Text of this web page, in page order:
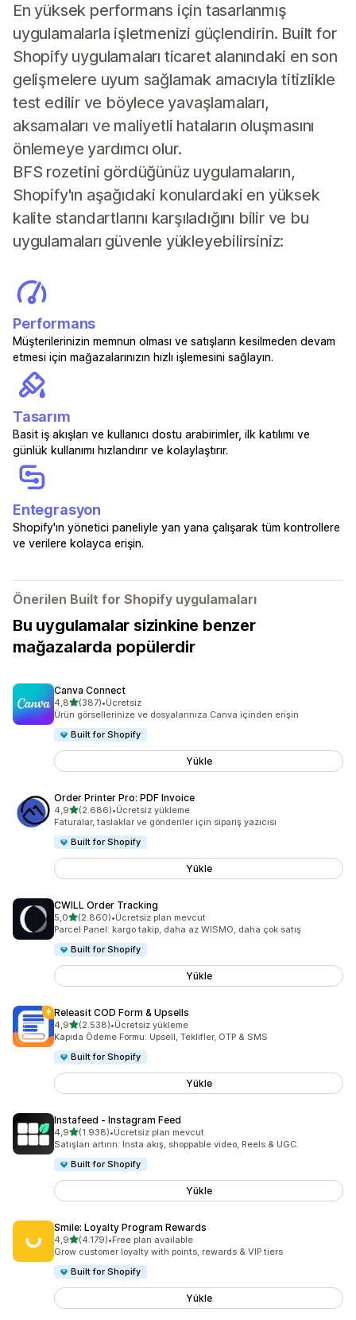
En yüksek performans için tasarlanmış
uygulamalarla işletmenizi güçlendirin. Built for
Shopify uygulamaları ticaret alanındaki en son
gelişmelere uyum sağlamak amacıyla titizlikle
test edilir ve böylece yavaşlamaları,
aksamaları ve maliyetli hataların oluşmasını
önlemeye yardımcı olur.
BFS rozetini gördüğünüz uygulamaların,
Shopify'ın aşağıdaki konulardaki en yüksek
kalite standartlarını karşıladığını bilir ve bu
uygulamaları güvenle yükleyebilirsiniz:
Performans
Müşterilerinizin memnun olması ve satışların kesilmeden devam
etmesi için mağazalarınızın hızlı işlemesini sağlayın.
Tasarım
Basit iş akışları ve kullanıcı dostu arabirimler, ilk katılımı ve
günlük kullanımı hızlandırır ve kolaylaştırır.
Entegrasyon
Shopify'ın yönetici paneliyle yan yana çalışarak tüm kontrollere
ve verilere kolayca erişin.
Önerilen Built for Shopify uygulamaları
Bu uygulamalar sizinkine benzer
mağazalarda popülerdir
Canva Connect
4,85 yıldız üzerinden
(387)
toplam 387 değerlendirme
•Ücretsiz
Ürün görsellerinize ve dosyalarınıza Canva içinden erişin
Built for Shopify
Yükle
Order Printer Pro: PDF Invoice
4,95 yıldız üzerinden
(2.686)
toplam 2686 değerlendirme
•Ücretsiz yükleme
Faturalar, taslaklar ve gönderiler için sipariş yazıcısı
Built for Shopify
Yükle
CWILL Order Tracking
5,05 yıldız üzerinden
(2.860)
toplam 2860 değerlendirme
•Ücretsiz plan mevcut
Parcel Panel: kargo takip, daha az WISMO, daha çok satış
Built for Shopify
Yükle
Releasit COD Form & Upsells
4,95 yıldız üzerinden
(2.538)
toplam 2538 değerlendirme
•Ücretsiz yükleme
Kapıda Ödeme Formu: Upsell, Teklifler, OTP & SMS
Built for Shopify
Yükle
Instafeed ‑ Instagram Feed
4,95 yıldız üzerinden
(1.938)
toplam 1938 değerlendirme
•Ücretsiz plan mevcut
Satışları artırın: Insta akış, shoppable video, Reels & UGC.
Built for Shopify
Yükle
Smile: Loyalty Program Rewards
4,95 yıldız üzerinden
(4.179)
toplam 4179 değerlendirme
•Free plan available
Grow customer loyalty with points, rewards & VIP tiers
Built for Shopify
Yükle